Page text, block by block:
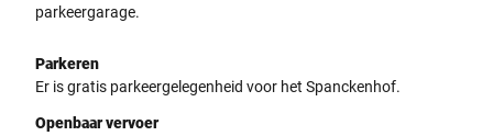
parkeergarage.
Parkeren
Er is gratis parkeergelegenheid voor het Spanckenhof.
Openbaar vervoer